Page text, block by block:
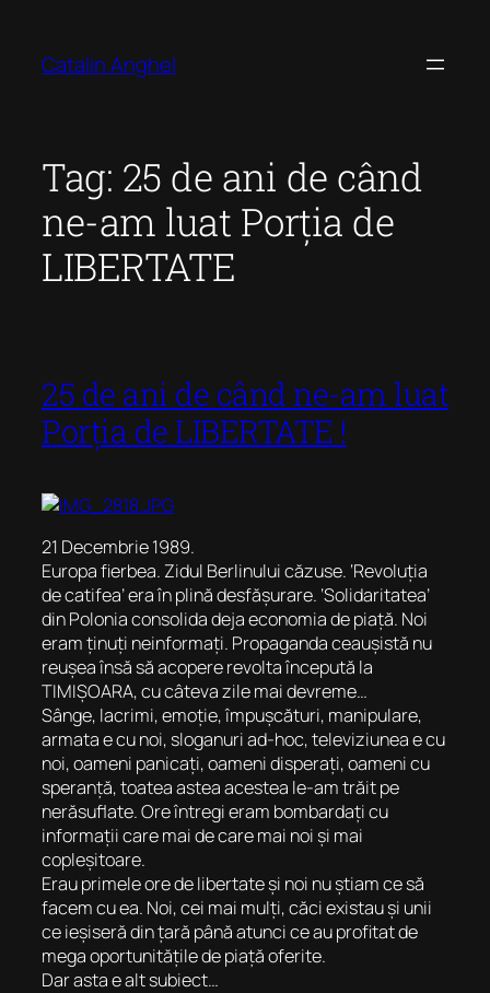
content
Catalin Anghel
Tag: 25 de ani de când
ne-am luat Porția de
LIBERTATE
25 de ani de când ne-am luat
Porția de LIBERTATE !
21 Decembrie 1989.
Europa fierbea. Zidul Berlinului căzuse. ‘Revoluția
de catifea’ era în plină desfășurare. ‘Solidaritatea’
din Polonia consolida deja economia de piață. Noi
eram ținuți neinformați. Propaganda ceaușistă nu
reușea însă să acopere revolta începută la
TIMIȘOARA, cu câteva zile mai devreme…
Sânge, lacrimi, emoție, împușcături, manipulare,
armata e cu noi, sloganuri ad-hoc, televiziunea e cu
noi, oameni panicați, oameni disperați, oameni cu
speranță, toatea astea acestea le-am trăit pe
nerăsuflate. Ore întregi eram bombardați cu
informații care mai de care mai noi și mai
copleșitoare.
Erau primele ore de libertate și noi nu știam ce să
facem cu ea. Noi, cei mai mulți, căci existau și unii
ce ieșiseră din țară până atunci ce au profitat de
mega oportunitățile de piață oferite.
Dar asta e alt subiect…